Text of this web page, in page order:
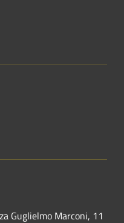
Guglielmo Marconi, 11